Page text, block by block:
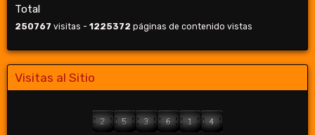
Total
250767 visitas - 1225372 páginas de contenido vistas
Visitas al Sitio